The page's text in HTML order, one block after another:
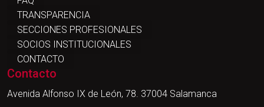
TRANSPARENCIA
SECCIONES PROFESIONALES
SOCIOS INSTITUCIONALES
CONTACTO
Contacto
Avenida Alfonso IX de León, 78. 37004 Salamanca